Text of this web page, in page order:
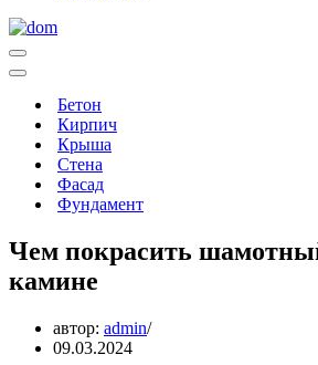
Меню
навигации
Меню
навигацииБетон
Кирпич
Крыша
Стена
Фасад
Фундамент
Чем покрасить
камине
автор: admin
09.03.2024